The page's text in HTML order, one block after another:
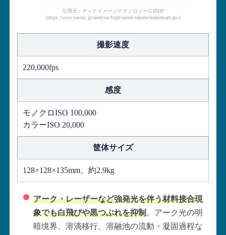
引用元：ナックイメージテクノロジー公式HP
(https://www.nacinc.jp/analysis/high-speed-camera/memrecam-go/)
撮影速度
220,000fps
感度
モノクロISO 100,000
カラーISO 20,000
筐体サイズ
128×128×135mm、約2.9kg
アーク・レーザーなど強発光を伴う材料接合現
象でも白飛びや黒つぶれを抑制。アーク光の明
暗境界、溶滴移行、溶融池の流動・凝固過程な